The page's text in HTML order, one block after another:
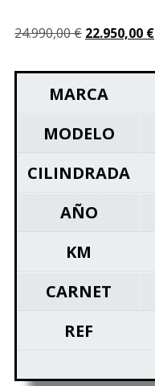
24.990,00€ 22.950,00 €
MARCA
MODELO
CILINDRADA
AÑO
KM
CARNET
REF